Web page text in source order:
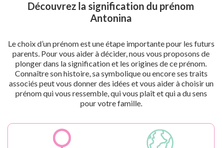
Découvrez la signification du prénom
Antonina
Le choix d’un prénom est une étape importante pour les futurs
parents. Pour vous aider à décider, nous vous proposons de
plonger dans la signification et les origines de ce prénom.
Connaître son histoire, sa symbolique ou encore ses traits
associés peut vous donner des idées et vous aider à choisir un
prénom qui vous ressemble, qui vous plaît et qui a du sens
pour votre famille.